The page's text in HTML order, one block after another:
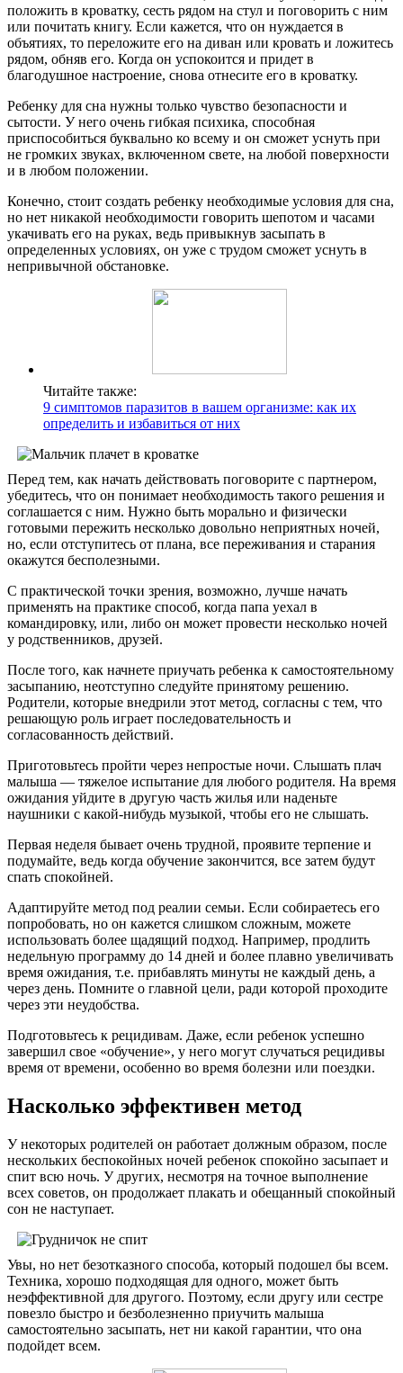
положить в кроватку, сесть рядом на стул и поговорить с ним
или почитать книгу. Если кажется, что он нуждается в
объятиях, то переложите его на диван или кровать и ложитесь
рядом, обняв его. Когда он успокоится и придет в
благодушное настроение, снова отнесите его в кроватку.
Ребенку для сна нужны только чувство безопасности и
сытости. У него очень гибкая психика, способная
приспособиться буквально ко всему и он сможет уснуть при
не громких звуках, включенном свете, на любой поверхности
и в любом положении.
Конечно, стоит создать ребенку необходимые условия для сна,
но нет никакой необходимости говорить шепотом и часами
укачивать его на руках, ведь привыкнув засыпать в
определенных условиях, он уже с трудом сможет уснуть в
непривычной обстановке.
Читайте также:
9 симптомов паразитов в вашем организме: как их
определить и избавиться от них
Перед тем, как начать действовать поговорите с партнером,
убедитесь, что он понимает необходимость такого решения и
соглашается с ним. Нужно быть морально и физически
готовыми пережить несколько довольно неприятных ночей,
но, если отступитесь от плана, все переживания и старания
окажутся бесполезными.
С практической точки зрения, возможно, лучше начать
применять на практике способ, когда папа уехал в
командировку, или, либо он может провести несколько ночей
у родственников, друзей.
После того, как начнете приучать ребенка к самостоятельному
засыпанию, неотступно следуйте принятому решению.
Родители, которые внедрили этот метод, согласны с тем, что
решающую роль играет последовательность и
согласованность действий.
Приготовьтесь пройти через непростые ночи. Слышать плач
малыша — тяжелое испытание для любого родителя. На время
ожидания уйдите в другую часть жилья или наденьте
наушники с какой-нибудь музыкой, чтобы его не слышать.
Первая неделя бывает очень трудной, проявите терпение и
подумайте, ведь когда обучение закончится, все затем будут
спать спокойней.
Адаптируйте метод под реалии семьи. Если собираетесь его
попробовать, но он кажется слишком сложным, можете
использовать более щадящий подход. Например, продлить
недельную программу до 14 дней и более плавно увеличивать
время ожидания, т.е. прибавлять минуты не каждый день, а
через день. Помните о главной цели, ради которой проходите
через эти неудобства.
Подготовьтесь к рецидивам. Даже, если ребенок успешно
завершил свое «обучение», у него могут случаться рецидивы
время от времени, особенно во время болезни или поездки.
Насколько эффективен метод
У некоторых родителей он работает должным образом, после
нескольких беспокойных ночей ребенок спокойно засыпает и
спит всю ночь. У других, несмотря на точное выполнение
всех советов, он продолжает плакать и обещанный спокойный
сон не наступает.
Увы, но нет безотказного способа, который подошел бы всем.
Техника, хорошо подходящая для одного, может быть
неэффективной для другого. Поэтому, если другу или сестре
повезло быстро и безболезненно приучить малыша
самостоятельно засыпать, нет ни какой гарантии, что она
подойдет всем.